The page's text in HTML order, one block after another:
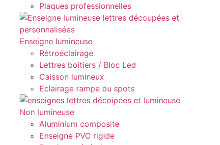
Plaques professionnelles
Enseigne lumineuse
Rétroéclairage
Lettres boitiers / Bloc Led
Caisson lumineux
Eclairage rampe ou spots
Non lumineuse
Aluminium composite
Enseigne PVC rigide